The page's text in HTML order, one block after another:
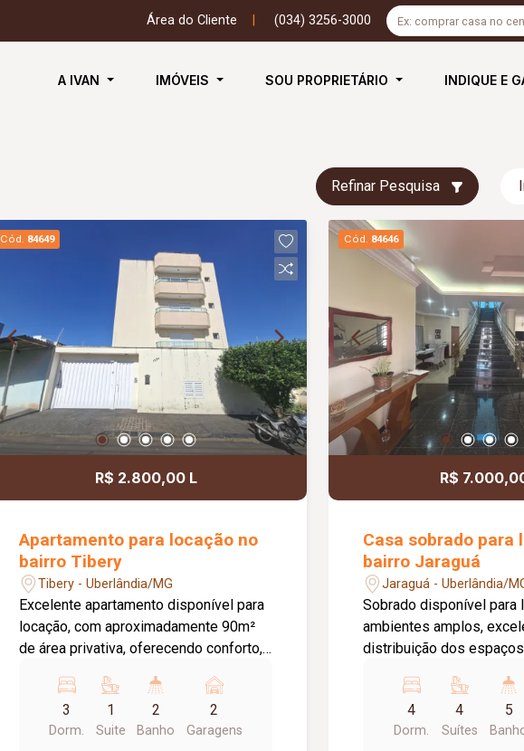
Área do Cliente (034) 3256-3000
A IVAN IMÓVEIS SOU PROPRIETÁRIO INDIQUE E
Refinar Pesquisa
Cód. 84649
R$ 2.800,00 L
Apartamento para locação no
bairro Tibery
Tibery - Uberlândia/MG
Excelente apartamento disponível para
locação, com aproximadamente 90m²
de área privativa, oferecendo conforto,
dos ambientes. O imóvel conta com
ampla sala para 02 ambientes,
integrada à sacada e equipada com
3
Dorm.
1
Suite
2
Banho
2
Garagens
Cód. 84646
R$
Casa sobrado para
bairro Jaraguá
Jaraguá - Uberlândia/
Sobrado disponível para
ambientes amplos,
distribuição dos
quem busca conforto,
praticidade. No 01º piso, o imóvel
dispõe de hall de
4
Dorm.
4
Suítes
5